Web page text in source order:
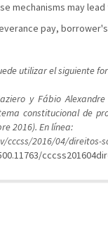
mechanisms may
pay,
utilizar el siguiente
y Fábio
constitucional de
2016). En línea:
cccss/2016/04/direitos-